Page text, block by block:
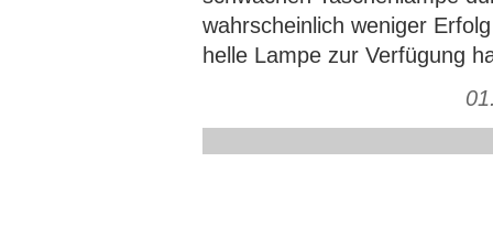
wahrscheinlich weniger
helle Lampe zur Verfügung